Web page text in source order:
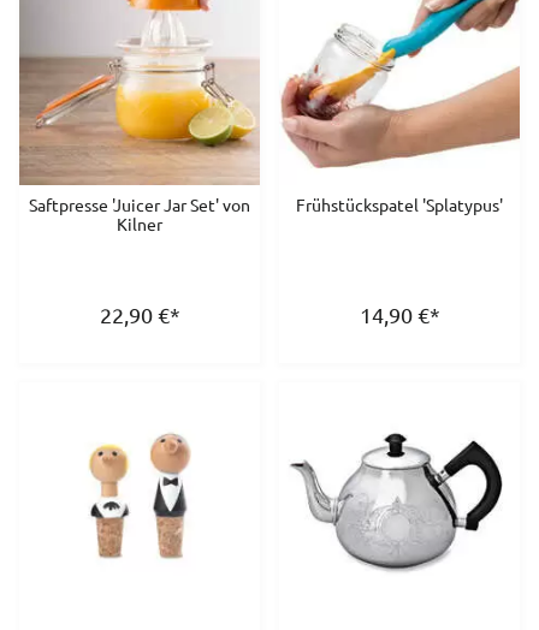
Saftpresse 'Juicer Jar Set' von
Kilner
22,90€*
Frühstückspatel 'Splatypus'
14,90€*